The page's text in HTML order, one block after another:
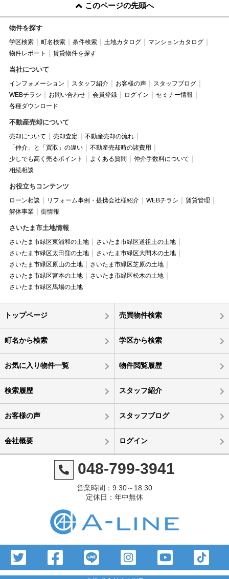
このページの先頭へ
物件を探す
学区検索 町名検索 条件検索 土地カタログ
マンションカタログ
物件レポート
賃貸物件を探す
当社について
インフォメーション スタッフ紹介 お客様の声
スタッフブログ
WEBチラシ
お問い合わせ 会員登録 ログイン
セミナー情報
各種ダウンロード
不動産売却について
売却について 売却査定
不動産売却の流れ
「仲介」と「買取」の違い
不動産売却時の諸費用
少しでも高く売るポイント
よくある質問
仲介手数料について
相続相談
お役立ちコンテンツ
ローン相談 リフォーム事例・提携会社様紹介 WEBチラシ
賃貸管理
解体事業
街情報
さいたま市土地情報
さいたま市緑区東浦和の土地
さいたま市緑区道祖土の土地
さいたま市緑区太田窪の土地
さいたま市緑区大間木の土地
さいたま市緑区原山の土地
さいたま市緑区芝原の土地
さいたま市緑区宮本の土地
さいたま市緑区松木の土地
さいたま市緑区馬場の土地
トップページ 売買物件検索
町名から検索 学区から検索
お気に入り物件一覧 物件閲覧履歴
検索履歴 スタッフ紹介
お客様の声 スタッフブログ
会社概要 ログイン
048-799-3941
営業時間：9:30～18:30
定休日：年中無休